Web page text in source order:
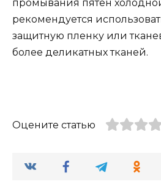
промывания пятен
рекомендуется
защитную пленку или
более деликатных тканей.
Оцените статью